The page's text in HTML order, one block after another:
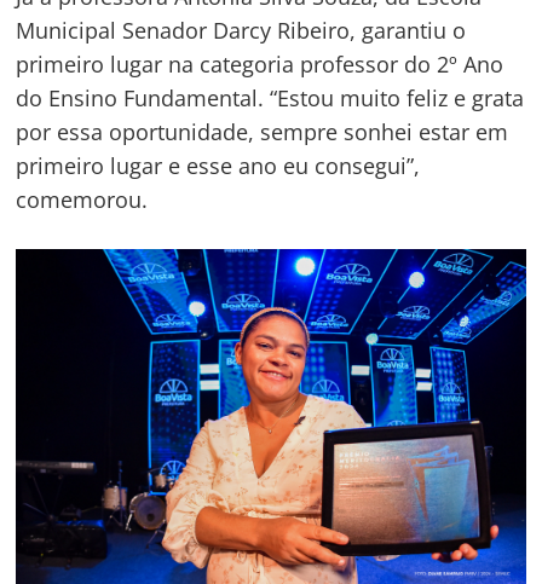
Municipal Senador Darcy Ribeiro, garantiu o
primeiro lugar na categoria professor do 2º Ano
do Ensino Fundamental. “Estou muito feliz e grata
por essa oportunidade, sempre sonhei estar em
primeiro lugar e esse ano eu consegui”,
comemorou.